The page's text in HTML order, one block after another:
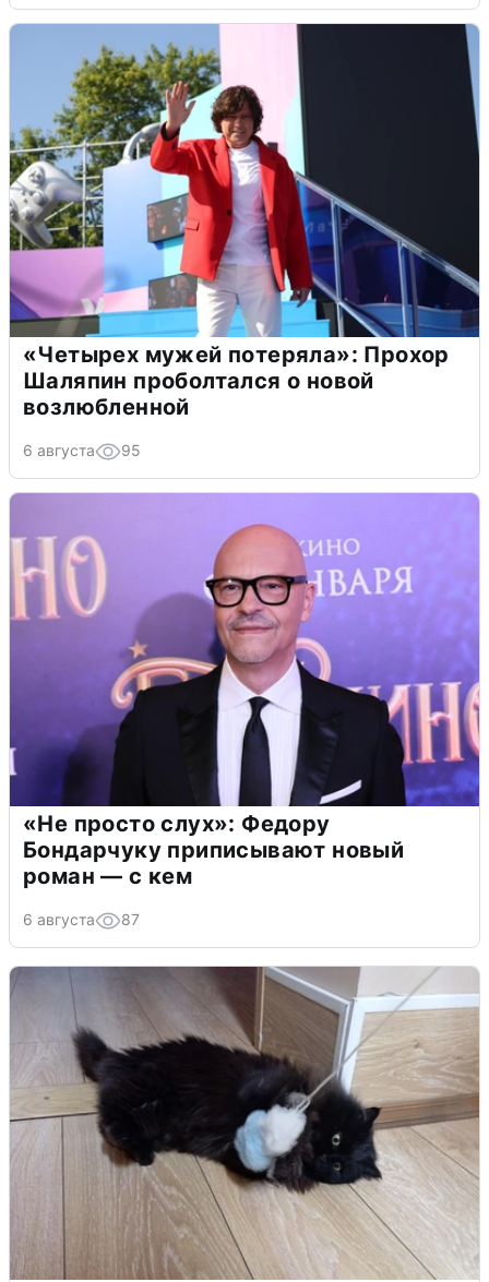
«Четырех мужей потеряла»: Прохор
Шаляпин проболтался о новой
возлюбленной
6 августа 95
«Не просто слух»: Федору
Бондарчуку приписывают новый
роман — с кем
6 августа 87